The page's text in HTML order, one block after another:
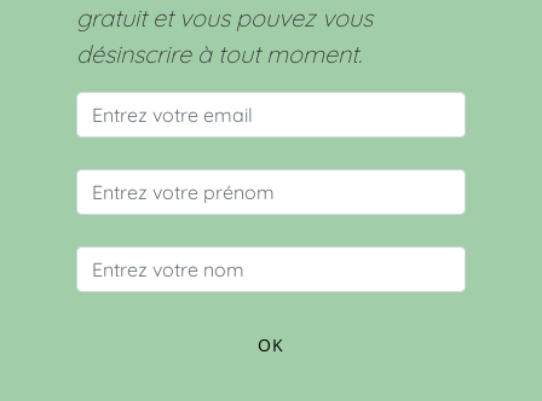
gratuit et vous pouvez vous
désinscrire à tout moment.
OK